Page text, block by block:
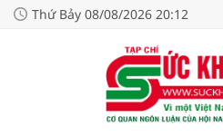
Thứ Bảy 08/08/2026 20:12